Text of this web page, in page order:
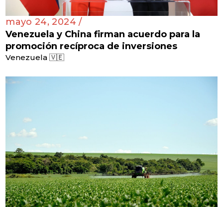
mayo 24, 2024 /
Venezuela y China firman acuerdo para la
promoción recíproca de inversiones
Venezuela 🇻🇪